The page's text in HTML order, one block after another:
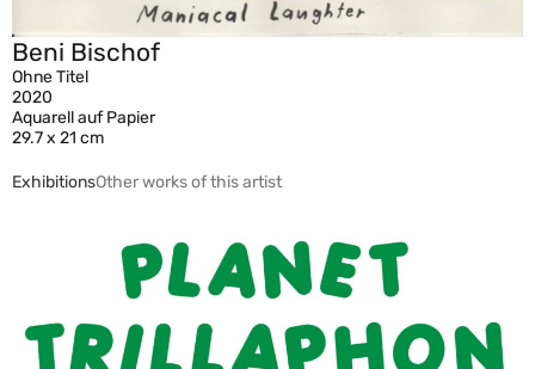
Beni Bischof
Ohne Titel
2020
Aquarell auf Papier
29.7 x 21 cm
ExhibitionsOther works of this artist